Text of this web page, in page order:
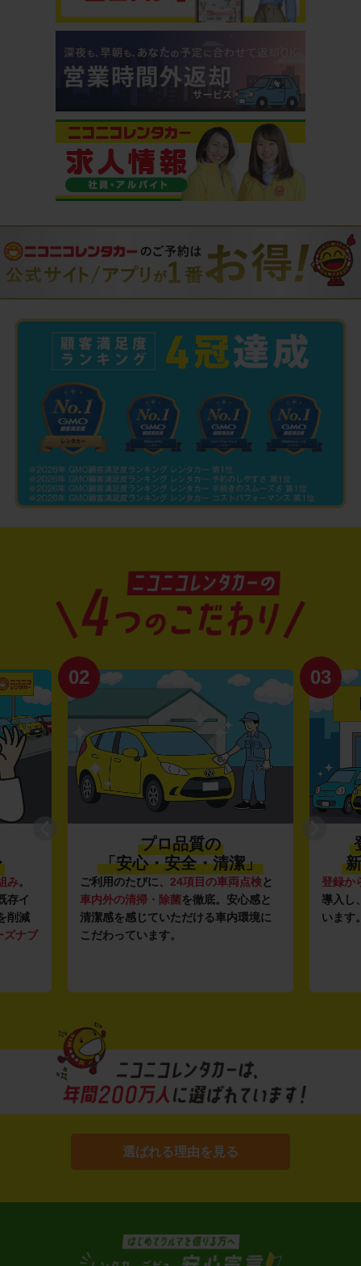
み。
存イ
削減
ズナブ
02
プロ品質の
「安心・安全・清潔」
ご利用のたびに、 24項目の車両点検と
車内外の清掃・除菌を徹底。安心感と
清潔感を感じていただける車内環境に
こだわっています。
03
登録か
導入し
います
選ばれる理由を見る